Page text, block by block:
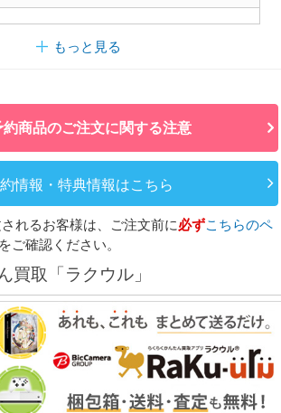
もっと見る
約商品のご注文に関する注意
情報・特典情報はこちら
れるお客様は、ご注文前に必ずこちらのペ
ご確認ください。
買取「ラクウル」